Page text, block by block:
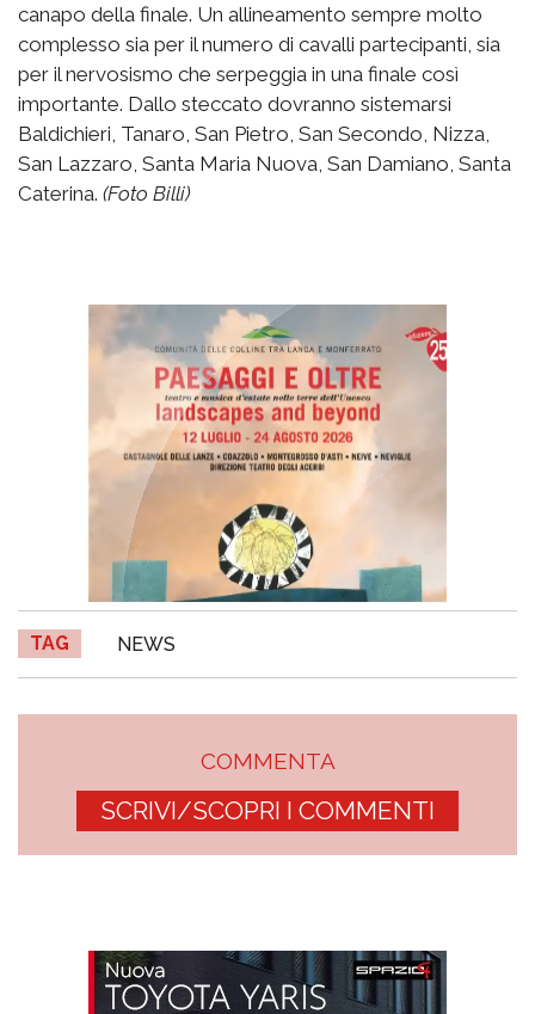
canapo della finale. Un allineamento sempre molto
complesso sia per il numero di cavalli partecipanti, sia
per il nervosismo che serpeggia in una finale così
importante. Dallo steccato dovranno sistemarsi
Baldichieri, Tanaro, San Pietro, San Secondo, Nizza,
San Lazzaro, Santa Maria Nuova, San Damiano, Santa
Caterina. (Foto Billi)
TAG NEWS
COMMENTA
SCRIVI/SCOPRI I COMMENTI